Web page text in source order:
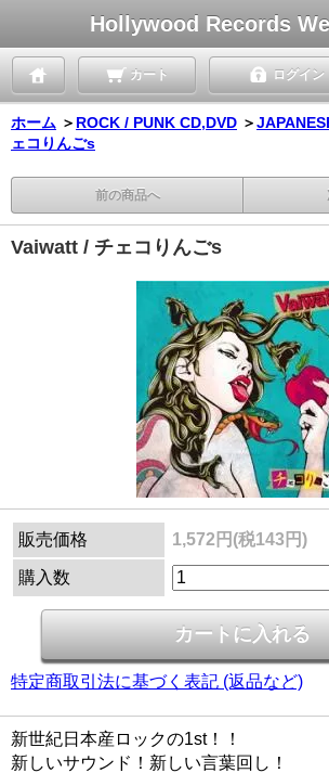
Hollywood Records
カート ログイン
ホーム ＞ ROCK / PUNK CD,DVD ＞
ェコりんごs
前の商品へ
Vaiwatt / チェコりんごs
販売価格 1,572円(税143円)
購入数
特定商取引法に基づく表記 (返品など)
新世紀日本産ロックの1st！！
新しいサウンド！新しい言葉回し！